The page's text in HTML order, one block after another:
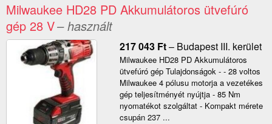
Milwaukee HD28 PD Akkumulátoros ütvefúró
gép 28 V– használt
217 043 Ft– Budapest III. kerület
Milwaukee HD28 PD Akkumulátoros
ütvefúró gép Tulajdonságok - - 28 voltos
Milwaukee 4 pólusu motorja a vezetékes
gép teljesítményét nyújtja - 85 Nm
nyomatékot szolgáltat - Kompakt mérete
csupán 237 ...